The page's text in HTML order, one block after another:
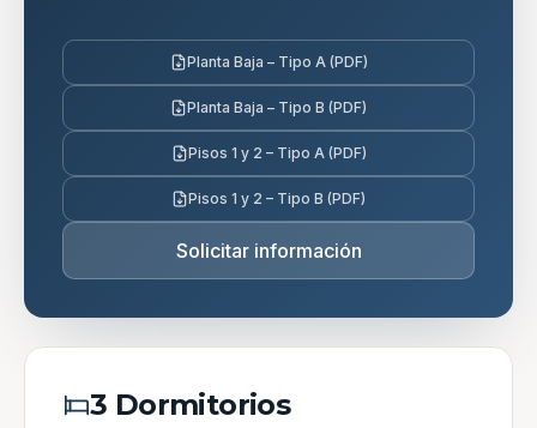
Planta Baja – Tipo A (PDF)
Planta Baja – Tipo B (PDF)
Pisos 1 y 2 – Tipo A (PDF)
Pisos 1 y 2 – Tipo B (PDF)
Solicitar información
3 Dormitorios